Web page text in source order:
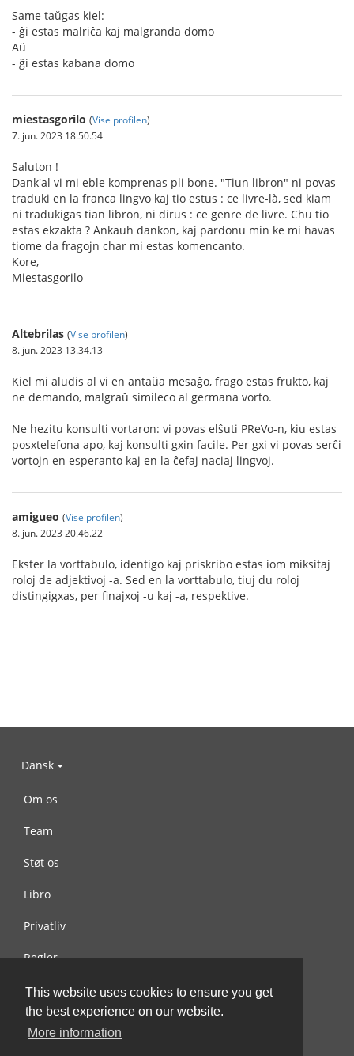
This website uses cookies to ensure you get
the best experience on our website.
More information
Same taŭgas kiel:
- ĝi estas malriĉa kaj malgranda domo
Aŭ
- ĝi estas kabana domo
miestasgorilo (Vise profilen)
7. jun. 2023 18.50.54
Saluton !
Dank'al vi mi eble komprenas pli bone. "Tiun libron" ni povas
traduki en la franca lingvo kaj tio estus : ce livre-là, sed kiam
ni tradukigas tian libron, ni dirus : ce genre de livre. Chu tio
estas ekzakta ? Ankauh dankon, kaj pardonu min ke mi havas
tiome da fragojn char mi estas komencanto.
Kore,
Miestasgorilo
Altebrilas (Vise profilen)
8. jun. 2023 13.34.13
Kiel mi aludis al vi en antaŭa mesaĝo, frago estas frukto, kaj
ne demando, malgraŭ simileco al germana vorto.
Ne hezitu konsulti vortaron: vi povas elŝuti PReVo-n, kiu estas
posxtelefona apo, kaj konsulti gxin facile. Per gxi vi povas serĉi
vortojn en esperanto kaj en la ĉefaj naciaj lingvoj.
amigueo (Vise profilen)
8. jun. 2023 20.46.22
Ekster la vorttabulo, identigo kaj priskribo estas iom miksitaj
roloj de adjektivoj -a. Sed en la vorttabulo, tiuj du roloj
distingigxas, per finajxoj -u kaj -a, respektive.
Dansk
Om os
Team
Støt os
Libro
Privatliv
Regler
Kontakt os